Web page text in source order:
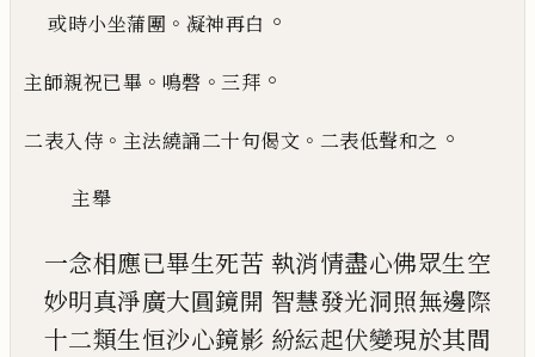
或時小坐蒲團 。 凝神再白 。
主師親祝已畢 。 鳴磬 。 三拜 。
二表入侍 。 主法繞誦二十句偈文 。 二表低聲和之 。
主舉
一念相應已畢生死苦 執消情盡心佛眾生空
妙明真淨廣大圓鏡開 智慧發光洞照無邊際
十二類生恒沙心鏡影 紛紜起伏變現於其間